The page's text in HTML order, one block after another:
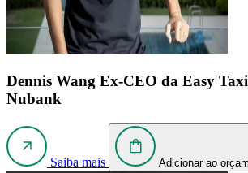
Dennis Wang Ex-CEO da Easy
Nubank
Saiba mais Adicionar ao